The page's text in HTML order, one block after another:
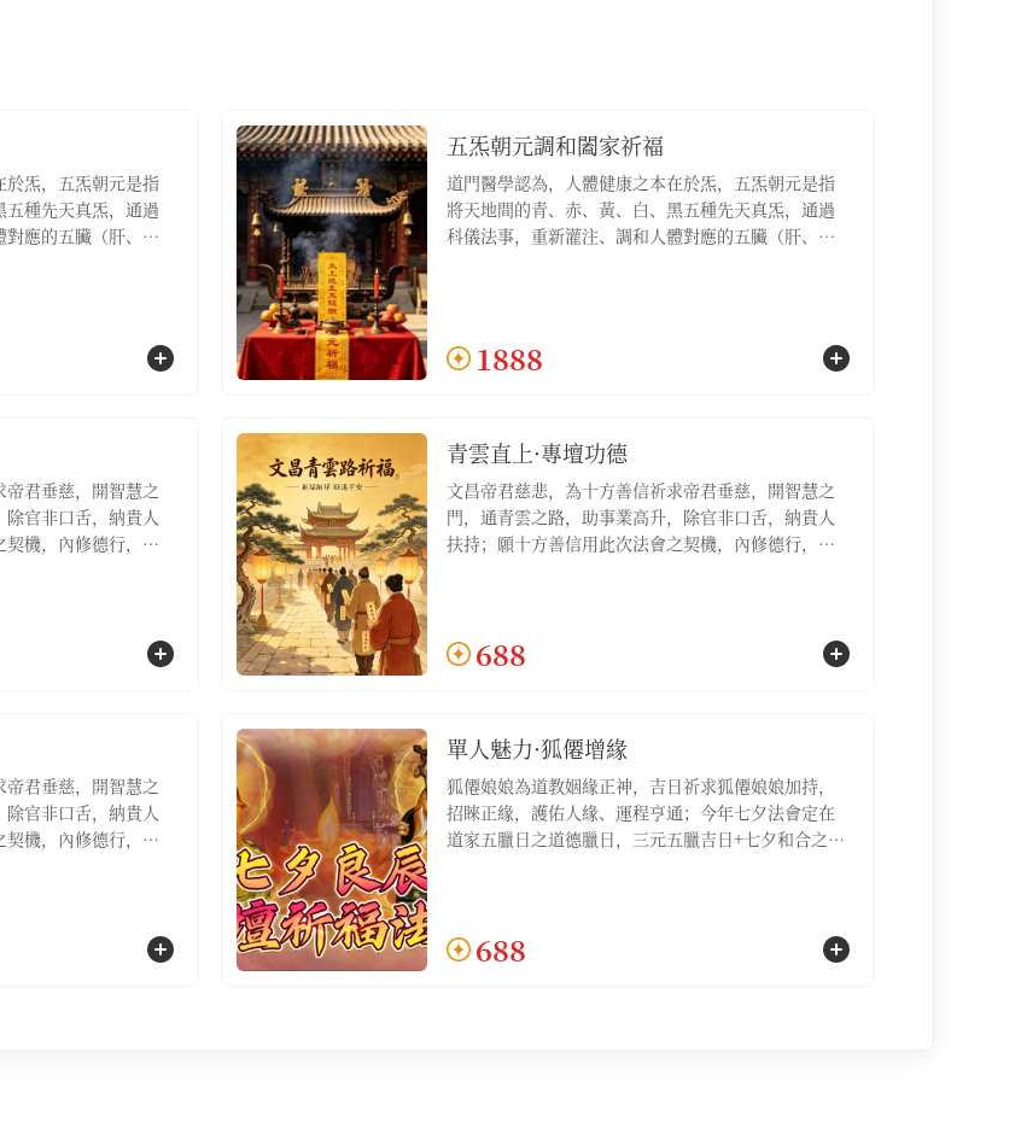
炁，五炁朝元是指
種先天真炁，通過
應的五臟（肝、
五炁朝元調和闔家祈福
道門醫學認為，人體健康之本在於炁，五炁朝元是指
將天地間的青、赤、黃、白、黑五種先天真炁，通過
科儀法事，重新灌注、調和人體對應的五臟（肝、
文3份】1888
君垂慈，開智慧之
官非口舌，納貴人
機，內修德行，外
祈願祈福名額1位，
青雲直上·專壇功德
文昌帝君慈悲，為十方善信祈求帝君垂慈，開智慧之
門，通青雲之路，助事業高升，除官非口舌，納貴人
扶持；願十方善信用此次法會之契機，內修德行，外
善信【服務包含：青雲直上·專壇功德祈福名額1位，
688
君垂慈，開智慧之
官非口舌，納貴人
機，內修德行，外
功德祈福名額1位，
單人魅力·狐僊增緣
狐僊娘娘為道教姻緣正神，吉日祈求狐僊娘娘加持，
招睞正緣，護佑人緣、運程亨通；今年七夕法會定在
道家五臘日之道德臘日，三元五臘吉日+七夕和合之
盞，⑤白狐掛墜項鏈1份】
688